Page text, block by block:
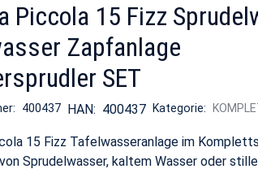
Piccola 15 Fizz
Zapfanlage
SET
400437 HAN: 400437 Kategorie:
15 Fizz Tafelwasseranlage im
Sprudelwasser, kaltem Wasser oder